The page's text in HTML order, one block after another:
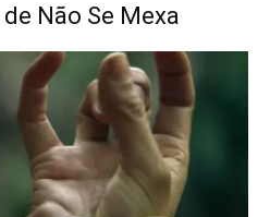
Não Se Mexa